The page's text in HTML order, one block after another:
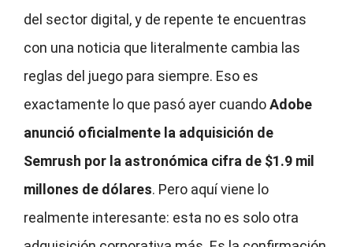
del sector digital, y de repente te encuentras
con una noticia que literalmente cambia las
reglas del juego para siempre. Eso es
exactamente lo que pasó ayer cuandoAdobe
anunció oficialmente la adquisición de
Semrush por la astronómica cifra de $1.9 mil
millones de dólares. Pero aquí viene lo
realmente interesante: esta no es solo otra